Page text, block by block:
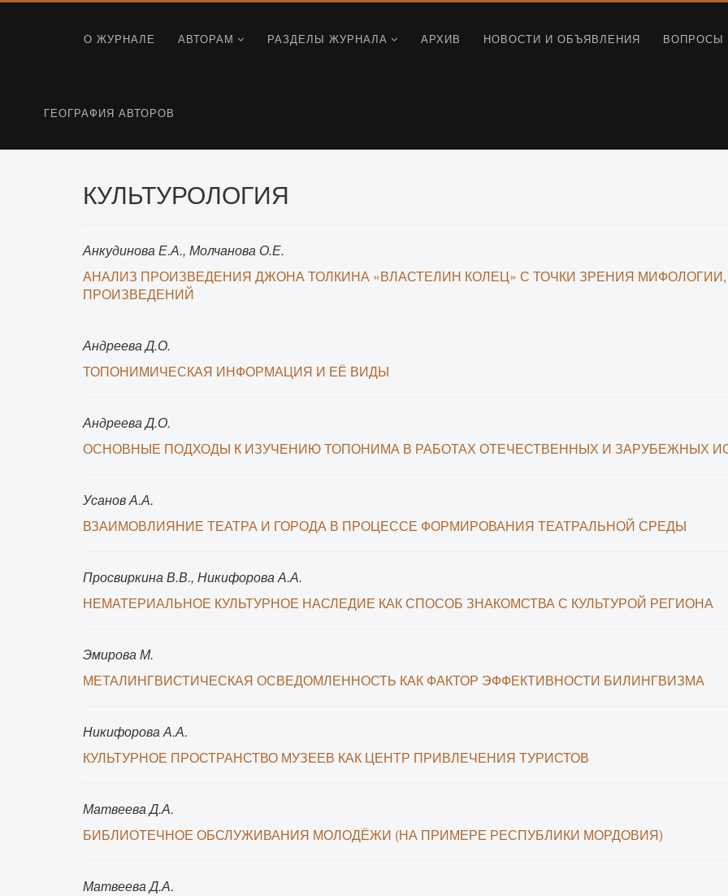
О ЖУРНАЛЕ АВТОРАМ РАЗДЕЛЫ ЖУРНАЛА АРХИВ НОВОСТИ И ОБЪЯВЛЕНИЯ ВОПРОСЫ
ГЕОГРАФИЯ АВТОРОВ
КУЛЬТУРОЛОГИЯ
Анкудинова Е.А., Молчанова О.Е.
АНАЛИЗ ПРОИЗВЕДЕНИЯ ДЖОНА ТОЛКИНА «ВЛАСТЕЛИН КОЛЕЦ» С ТОЧКИ ЗРЕНИЯ
ПРОИЗВЕДЕНИЙ
Андреева Д.О.
ТОПОНИМИЧЕСКАЯ ИНФОРМАЦИЯ И ЕЁ ВИДЫ
Андреева Д.О.
ОСНОВНЫЕ ПОДХОДЫ К ИЗУЧЕНИЮ ТОПОНИМА В РАБОТАХ ОТЕЧЕСТВЕННЫХ И ЗАРУБЕЖНЫХ
Усанов А.А.
ВЗАИМОВЛИЯНИЕ ТЕАТРА И ГОРОДА В ПРОЦЕССЕ ФОРМИРОВАНИЯ ТЕАТРАЛЬНОЙ СРЕДЫ
Просвиркина В.В., Никифорова А.А.
НЕМАТЕРИАЛЬНОЕ КУЛЬТУРНОЕ НАСЛЕДИЕ КАК СПОСОБ ЗНАКОМСТВА С КУЛЬТУРОЙ РЕГИОНА
Эмирова М.
МЕТАЛИНГВИСТИЧЕСКАЯ ОСВЕДОМЛЕННОСТЬ КАК ФАКТОР ЭФФЕКТИВНОСТИ БИЛИНГВИЗМА
Никифорова А.А.
КУЛЬТУРНОЕ ПРОСТРАНСТВО МУЗЕЕВ КАК ЦЕНТР ПРИВЛЕЧЕНИЯ ТУРИСТОВ
Матвеева Д.А.
БИБЛИОТЕЧНОЕ ОБСЛУЖИВАНИЯ МОЛОДЁЖИ (НА ПРИМЕРЕ РЕСПУБЛИКИ МОРДОВИЯ)
Матвеева Д.А.